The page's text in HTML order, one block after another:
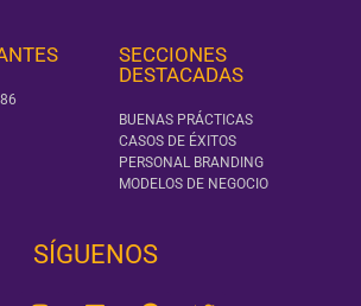
SECCIONES
DESTACADAS
BUENAS PRÁCTICAS
CASOS DE ÉXITOS
PERSONAL BRANDING
MODELOS DE NEGOCIO
SÍGUENOS‎